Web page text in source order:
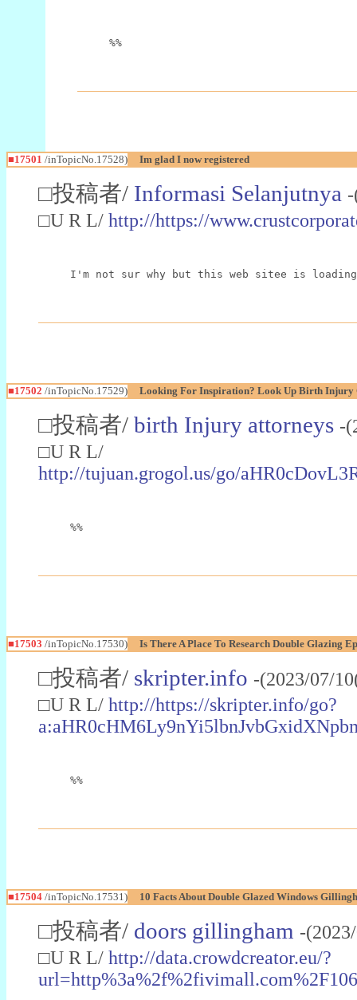
%%
■17501 /inTopicNo.17528) Im glad I now registered
□投稿者/ Informasi Selanjutnya
□U R L/ http://https://
I'm not sur why but this web sitee is
■17502 /inTopicNo.17529) Looking For Inspiration? Look Up Birth Injury
□投稿者/ birth Injury attorneys -
□U R L/
http://tujuan.grogol.us/go/
%%
■17503 /inTopicNo.17530) Is There A Place To Research Double Glazing
□投稿者/ skripter.info -(2023/07/
□U R L/ http://https://skripter.info/go?
%%
■17504 /inTopicNo.17531) 10 Facts About Double Glazed Windows
□投稿者/ doors gillingham -
□U R L/ http://data.crowdcreator.eu/?